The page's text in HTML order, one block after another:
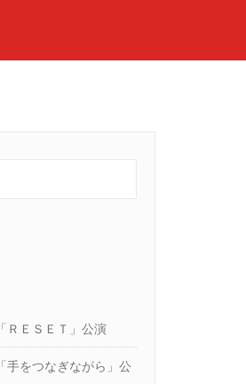
ＲＥＳＥＴ」公演
手をつなぎながら」公